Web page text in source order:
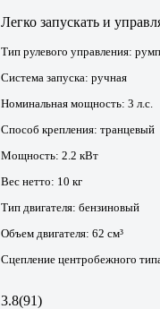
Легко запускать и
Тип рулевого управления:
Система запуска: ручная
Номинальная мощность: 3 л.с.
Способ крепления: транцевый
Мощность: 2.2 кВт
Вес нетто: 10 кг
Тип двигателя: бензиновый
Объем двигателя: 62 см³
Сцепление центробежного
3.8(91)